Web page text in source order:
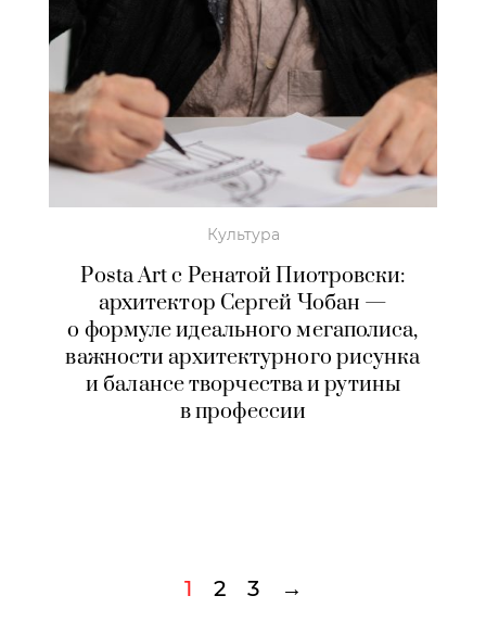
Культура
Posta Art c Ренатой Пиотровски:
архитектор Сергей Чобан —
о формуле идеального мегаполиса,
важности архитектурного рисунка
и балансе творчества и рутины
в профессии
1 2 3 →